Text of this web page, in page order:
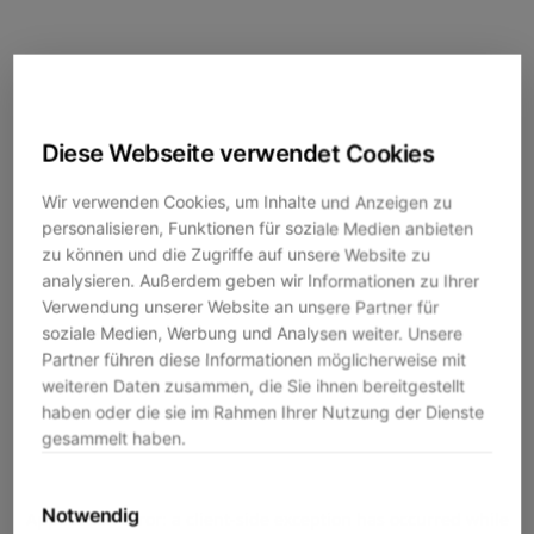
Diese Webseite verwendet Cookies
Wir verwenden Cookies, um Inhalte und Anzeigen zu
personalisieren, Funktionen für soziale Medien anbieten
zu können und die Zugriffe auf unsere Website zu
analysieren. Außerdem geben wir Informationen zu Ihrer
Verwendung unserer Website an unsere Partner für
soziale Medien, Werbung und Analysen weiter. Unsere
Partner führen diese Informationen möglicherweise mit
weiteren Daten zusammen, die Sie ihnen bereitgestellt
haben oder die sie im Rahmen Ihrer Nutzung der Dienste
gesammelt haben.
Notwendig
Application error: a